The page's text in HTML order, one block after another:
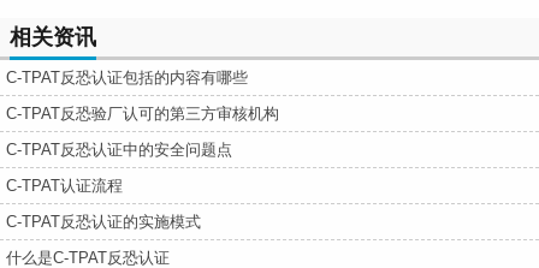
相关资讯
C-TPAT反恐认证包括的内容有哪些
C-TPAT反恐验厂认可的第三方审核机构
C-TPAT反恐认证中的安全问题点
C-TPAT认证流程
C-TPAT反恐认证的实施模式
什么是C-TPAT反恐认证